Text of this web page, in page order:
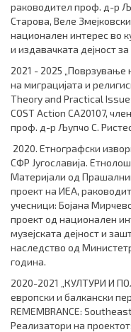
раководител проф. д-р
Старова, Веле
национален интерес во
и издавачката дејност
2021 - 2025 „Поврзување
на миграцијата и
Theory and Practical
COST Action CA20107,
проф. д-р Љупчо С.
2020. Етнографски
СФР Југославија.
Материјали од
проект на ИЕА,
учесници: Бојана
проект од национален
музејската дејност и
наследство од
година.
2020-2021 „КУЛТУРИ И
европски и балкански
REMEMBRANCE:
Реализатори на